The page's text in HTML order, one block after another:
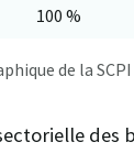
100 %
de la SCPI
des